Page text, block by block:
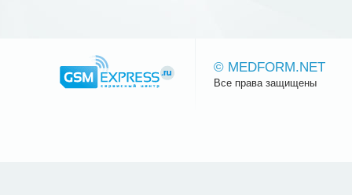
© MEDFORM.NET
Все права защищены